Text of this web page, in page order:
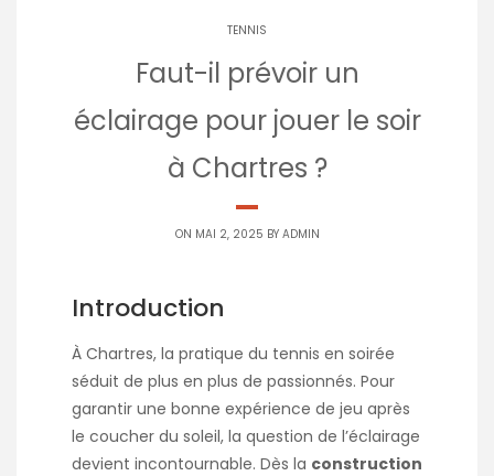
TENNIS
Faut-il prévoir un
éclairage pour jouer le soir
à Chartres ?
ON MAI 2, 2025 BY ADMIN
Introduction
À Chartres, la pratique du tennis en soirée
séduit de plus en plus de passionnés. Pour
garantir une bonne expérience de jeu après
le coucher du soleil, la question de l’éclairage
devient incontournable. Dès la construction